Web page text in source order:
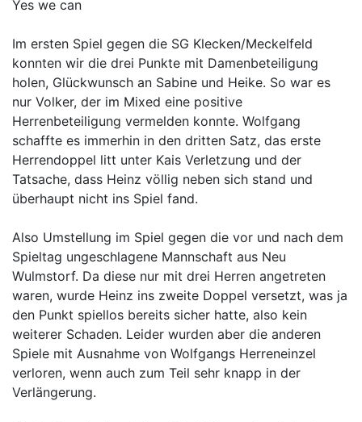
Yes we can
Im ersten Spiel gegen die SG Klecken/Meckelfeld
konnten wir die drei Punkte mit Damenbeteiligung
holen, Glückwunsch an Sabine und Heike. So war es
nur Volker, der im Mixed eine positive
Herrenbeteiligung vermelden konnte. Wolfgang
schaffte es immerhin in den dritten Satz, das erste
Herrendoppel litt unter Kais Verletzung und der
Tatsache, dass Heinz völlig neben sich stand und
überhaupt nicht ins Spiel fand.
Also Umstellung im Spiel gegen die vor und nach dem
Spieltag ungeschlagene Mannschaft aus Neu
Wulmstorf. Da diese nur mit drei Herren angetreten
waren, wurde Heinz ins zweite Doppel versetzt, was ja
den Punkt spiellos bereits sicher hatte, also kein
weiterer Schaden. Leider wurden aber die anderen
Spiele mit Ausnahme von Wolfgangs Herreneinzel
verloren, wenn auch zum Teil sehr knapp in der
Verlängerung.